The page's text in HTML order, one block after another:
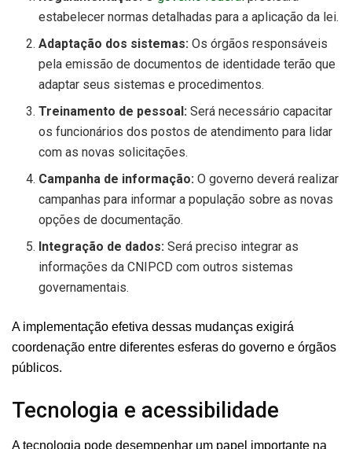
estabelecer normas detalhadas para a aplicação da lei.
Adaptação dos sistemas: Os órgãos responsáveis
pela emissão de documentos de identidade terão que
adaptar seus sistemas e procedimentos.
Treinamento de pessoal: Será necessário capacitar
os funcionários dos postos de atendimento para lidar
com as novas solicitações.
Campanha de informação: O governo deverá realizar
campanhas para informar a população sobre as novas
opções de documentação.
Integração de dados: Será preciso integrar as
informações da CNIPCD com outros sistemas
governamentais.
A implementação efetiva dessas mudanças exigirá
coordenação entre diferentes esferas do governo e órgãos
públicos.
Tecnologia e acessibilidade
A tecnologia pode desempenhar um papel importante na